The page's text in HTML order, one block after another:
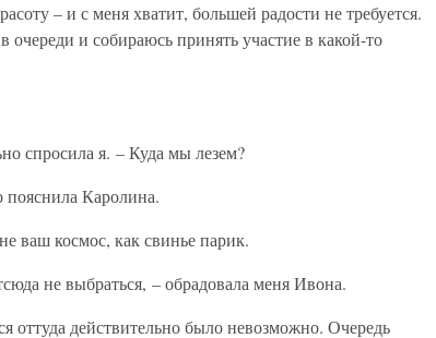
– и с меня хватит, большей радости не требуется.
очереди и собираюсь принять участие в какой-то
спросила я. – Куда мы лезем?
пояснила Каролина.
ваш космос, как свинье парик.
не выбраться, – обрадовала меня Ивона.
оттуда действительно было невозможно. Очередь